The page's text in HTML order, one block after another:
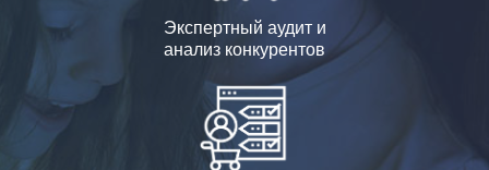
Экспертный аудит и
анализ конкурентов